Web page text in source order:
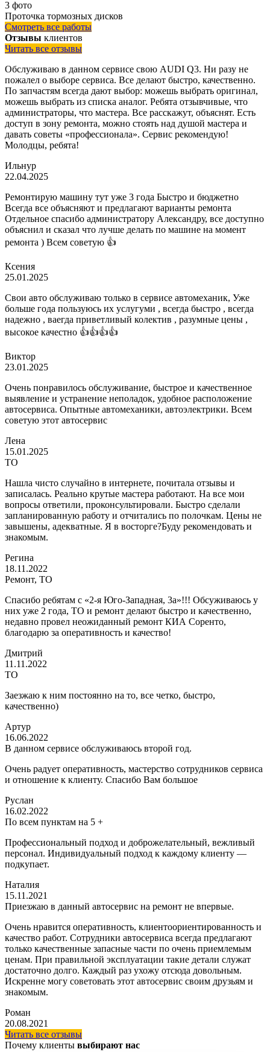
3 фото
Проточка тормозных дисков
Смотреть все работы
Отзывы клиентов
Читать все отзывы
Обслуживаю в данном сервисе свою AUDI Q3. Ни разу не
пожалел о выборе сервиса. Все делают быстро, качественно.
По запчастям всегда дают выбор: можешь выбрать оригинал,
можешь выбрать из списка аналог. Ребята отзывчивые, что
администраторы, что мастера. Все расскажут, объяснят. Есть
доступ в зону ремонта, можно стоять над душой мастера и
давать советы «профессионала». Сервис рекомендую!
Молодцы, ребята!
Ильнур
22.04.2025
Ремонтирую машину тут уже 3 года Быстро и бюджетно
Всегда все объясняют и предлагают варианты ремонта
Отдельное спасибо администратору Александру, все доступно
объяснил и сказал что лучше делать по машине на момент
ремонта ) Всем советую 👍
Ксения
25.01.2025
Свои авто обслуживаю только в сервисе автомеханик, Уже
больше года пользуюсь их услугуми , всегда быстро , всегда
надежно , ваегда приветливый колектив , разумные цены ,
высокое качестно 👍👍👍👍
Виктор
23.01.2025
Очень понравилось обслуживание, быстрое и качественное
выявление и устранение неполадок, удобное расположение
автосервиса. Опытные автомеханики, автоэлектрики. Всем
советую этот автосервис
Лена
15.01.2025
ТО
Нашла чисто случайно в интернете, почитала отзывы и
записалась. Реально крутые мастера работают. На все мои
вопросы ответили, проконсультировали. Быстро сделали
запланированную работу и отчитались по полочкам. Цены не
завышены, адекватные. Я в восторге?Буду рекомендовать и
знакомым.
Регина
18.11.2022
Ремонт, ТО
Спасибо ребятам с «2-я Юго-Западная, 3а»!!! Обсуживаюсь у
них уже 2 года, ТО и ремонт делают быстро и качественно,
недавно провел неожиданный ремонт КИА Соренто,
благодарю за оперативность и качество!
Дмитрий
11.11.2022
ТО
Заезжаю к ним постоянно на то, все четко, быстро,
качественно)
Артур
16.06.2022
В данном сервисе обслуживаюсь второй год.
Очень радует оперативность, мастерство сотрудников сервиса
и отношение к клиенту. Спасибо Вам большое
Руслан
16.02.2022
По всем пунктам на 5 +
Профессиональный подход и доброжелательный, вежливый
персонал. Индивидуальный подход к каждому клиенту —
подкупает.
Наталия
15.11.2021
Приезжаю в данный автосервис на ремонт не впервые.
Очень нравится оперативность, клиентоориентированность и
качество работ. Сотрудники автосервиса всегда предлагают
только качественные запасные части по очень приемлемым
ценам. При правильной эксплуатации такие детали служат
достаточно долго. Каждый раз ухожу отсюда довольным.
Искренне могу советовать этот автосервис своим друзьям и
знакомым.
Роман
20.08.2021
Читать все отзывы
Почему клиенты выбирают нас